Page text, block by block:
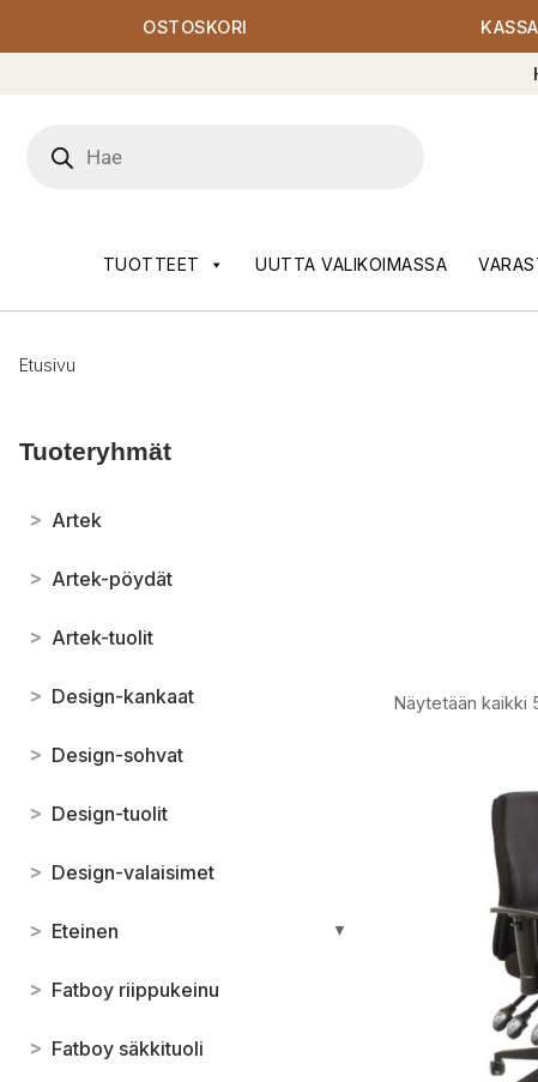
OSTOSKORI KASSA
search
TUOTTEET UUTTA VALIKOIMASSA
Etusivu
Tuoteryhmät
> Artek
> Artek-pöydät
> Artek-tuolit
> Design-kankaat
> Design-sohvat
> Design-tuolit
> Design-valaisimet
> Eteinen ▼
> Fatboy riippukeinu
> Fatboy säkkituoli
Näytetään kaikki